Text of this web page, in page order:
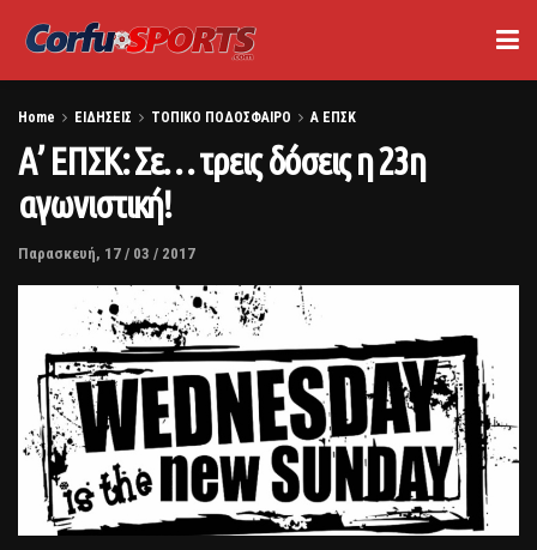
Home ΕΙΔΗΣΕΙΣ ΤΟΠΙΚΟ ΠΟΔΟΣΦΑΙΡΟ Α ΕΠΣΚ
Α’ ΕΠΣΚ: Σε… τρεις δόσεις η 23η
αγωνιστική!
Παρασκευή, 17 / 03 / 2017